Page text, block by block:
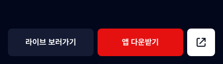
라이브 보러가기 앱 다운받기